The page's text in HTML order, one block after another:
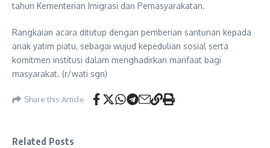
tahun Kementerian Imigrasi dan Pemasyarakatan.
Rangkaian acara ditutup dengan pemberian santunan kepada
anak yatim piatu, sebagai wujud kepedulian sosial serta
komitmen institusi dalam menghadirkan manfaat bagi
masyarakat. (r/wati sgn)
Share this Article
Related Posts